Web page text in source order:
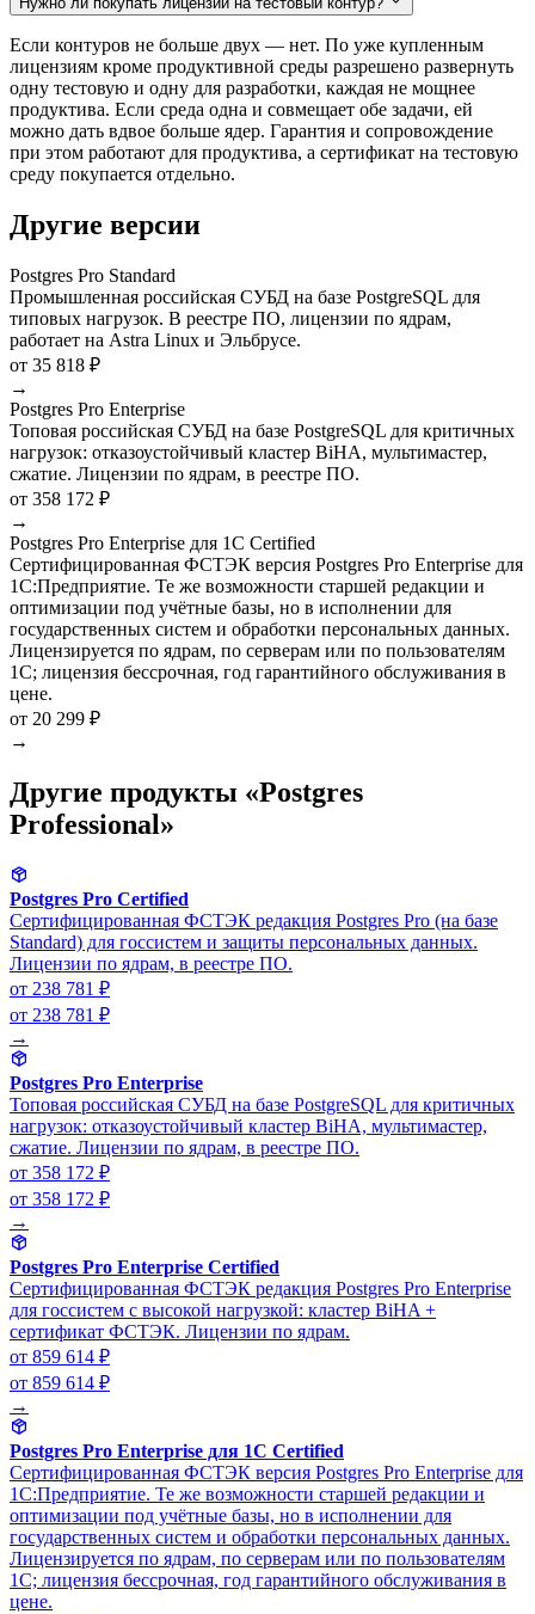
Если контуров не больше двух — нет. По уже купленным
лицензиям кроме продуктивной среды разрешено развернуть
одну тестовую и одну для разработки, каждая не мощнее
продуктива. Если среда одна и совмещает обе задачи, ей
можно дать вдвое больше ядер. Гарантия и сопровождение
при этом работают для продуктива, а сертификат на тестовую
среду покупается отдельно.
Другие версии
Postgres Pro Standard
Промышленная российская СУБД на базе PostgreSQL для
типовых нагрузок. В реестре ПО, лицензии по ядрам,
работает на Astra Linux и Эльбрусе.
от 35 818 ₽
→
Postgres Pro Enterprise
Топовая российская СУБД на базе PostgreSQL для критичных
нагрузок: отказоустойчивый кластер BiHA, мультимастер,
сжатие. Лицензии по ядрам, в реестре ПО.
от 358 172 ₽
→
Postgres Pro Enterprise для 1С Certified
Сертифицированная ФСТЭК версия Postgres Pro Enterprise для
1С:Предприятие. Те же возможности старшей редакции и
оптимизации под учётные базы, но в исполнении для
государственных систем и обработки персональных данных.
Лицензируется по ядрам, по серверам или по пользователям
1С; лицензия бессрочная, год гарантийного обслуживания в
цене.
от 20 299 ₽
→
Другие продукты «Postgres
Professional»
Postgres Pro Certified
Сертифицированная ФСТЭК редакция Postgres Pro (на базе
Standard) для госсистем и защиты персональных данных.
Лицензии по ядрам, в реестре ПО.
от 238 781 ₽
от 238 781 ₽
→
Postgres Pro Enterprise
Топовая российская СУБД на базе PostgreSQL для критичных
нагрузок: отказоустойчивый кластер BiHA, мультимастер,
сжатие. Лицензии по ядрам, в реестре ПО.
от 358 172 ₽
от 358 172 ₽
→
Postgres Pro Enterprise Certified
Сертифицированная ФСТЭК редакция Postgres Pro Enterprise
для госсистем с высокой нагрузкой: кластер BiHA +
сертификат ФСТЭК. Лицензии по ядрам.
от 859 614 ₽
от 859 614 ₽
→
Postgres Pro Enterprise для 1С Certified
Сертифицированная ФСТЭК версия Postgres Pro Enterprise для
1С:Предприятие. Те же возможности старшей редакции и
оптимизации под учётные базы, но в исполнении для
государственных систем и обработки персональных данных.
Лицензируется по ядрам, по серверам или по пользователям
1С; лицензия бессрочная, год гарантийного обслуживания в
цене.